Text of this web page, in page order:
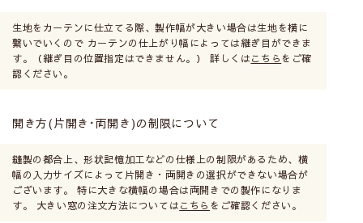
生地をカーテンに仕立てる際、製作幅が大きい場合は生地を横に
繋いでいくので カーテンの仕上がり幅によっては継ぎ目ができま
す。（継ぎ目の位置指定はできません。） 詳しくはこちら をご確
認ください。
開き方(片開き･両開き)の制限について
縫製の都合上、形状記憶加工などの仕様上の制限があるため、横
幅の入力サイズによって片開き・両開きの選択ができない場合が
ございます。 特に大きな横幅の場合は両開きでの製作になりま
す。 大きい窓の注文方法についてはこちら をご確認ください。